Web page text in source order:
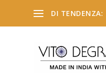
DI TENDENZA: